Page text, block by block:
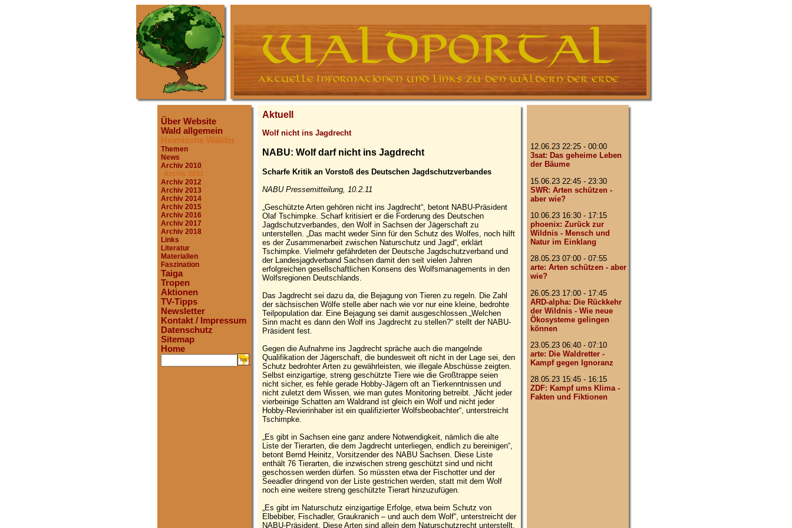
Über Website
Wald allgemein
Heimische Wälder
Themen
News
Archiv 2010
Archiv 2011
Archiv 2012
Archiv 2013
Archiv 2014
Archiv 2015
Archiv 2016
Archiv 2017
Archiv 2018
Links
Literatur
Materialien
Faszination
Taiga
Tropen
Aktionen
TV-Tipps
Newsletter
Kontakt / Impressum
Datenschutz
Sitemap
Home
.
Aktuell
Wolf nicht ins Jagdrecht
NABU: Wolf darf nicht ins Jagdrecht
Scharfe Kritik an Vorstoß des Deutschen Jagdschutzverbandes
NABU Pressemitteilung, 10.2.11
„Geschützte Arten gehören nicht ins Jagdrecht“, betont NABU-Präsident
Olaf Tschimpke. Scharf kritisiert er die Forderung des Deutschen
Jagdschutzverbandes, den Wolf in Sachsen der Jägerschaft zu
unterstellen. „Das macht weder Sinn für den Schutz des Wolfes, noch hilft
es der Zusammenarbeit zwischen Naturschutz und Jagd“, erklärt
Tschimpke. Vielmehr gefährdeten der Deutsche Jagdschutzverband und
der Landesjagdverband Sachsen damit den seit vielen Jahren
erfolgreichen gesellschaftlichen Konsens des Wolfsmanagements in den
Wolfsregionen Deutschlands.
Das Jagdrecht sei dazu da, die Bejagung von Tieren zu regeln. Die Zahl
der sächsischen Wölfe stelle aber nach wie vor nur eine kleine, bedrohte
Teilpopulation dar. Eine Bejagung sei damit ausgeschlossen.„Welchen
Sinn macht es dann den Wolf ins Jagdrecht zu stellen?“ stellt der NABU-
Präsident fest.
Gegen die Aufnahme ins Jagdrecht spräche auch die mangelnde
Qualifikation der Jägerschaft, die bundesweit oft nicht in der Lage sei, den
Schutz bedrohter Arten zu gewährleisten, wie illegale Abschüsse zeigten.
Selbst einzigartige, streng geschützte Tiere wie die Großtrappe seien
nicht sicher, es fehle gerade Hobby-Jägern oft an Tierkenntnissen und
nicht zuletzt dem Wissen, wie man gutes Monitoring betreibt. „Nicht jeder
vierbeinige Schatten am Waldrand ist gleich ein Wolf und nicht jeder
Hobby-Revierinhaber ist ein qualifizierter Wolfsbeobachter“, unterstreicht
Tschimpke.
„Es gibt in Sachsen eine ganz andere Notwendigkeit, nämlich die alte
Liste der Tierarten, die dem Jagdrecht unterliegen, endlich zu bereinigen“,
betont Bernd Heinitz, Vorsitzender des NABU Sachsen. Diese Liste
enthält 76 Tierarten, die inzwischen streng geschützt sind und nicht
geschossen werden dürfen. So müssten etwa der Fischotter und der
Seeadler dringend von der Liste gestrichen werden, statt mit dem Wolf
noch eine weitere streng geschützte Tierart hinzuzufügen.
„Es gibt im Naturschutz einzigartige Erfolge, etwa beim Schutz von
Elbebiber, Fischadler, Graukranich – und auch dem Wolf“, unterstreicht der
NABU-Präsident. Diese Arten sind allein dem Naturschutzrecht unterstellt.
12.06.23 22:25 - 00:00
3sat: Das geheime Leben
der Bäume
15.06.23 22:45 - 23:30
SWR: Arten schützen -
aber wie?
10.06.23 16:30 - 17:15
phoenix: Zurück zur
Wildnis - Mensch und
Natur im Einklang
28.05.23 07:00 - 07:55
arte: Arten schützen - aber
wie?
26.05.23 17:00 - 17:45
ARD-alpha: Die Rückkehr
der Wildnis - Wie neue
Ökosysteme gelingen
können
23.05.23 06:40 - 07:10
arte: Die Waldretter -
Kampf gegen Ignoranz
28.05.23 15:45 - 16:15
ZDF: Kampf ums Klima -
Fakten und Fiktionen